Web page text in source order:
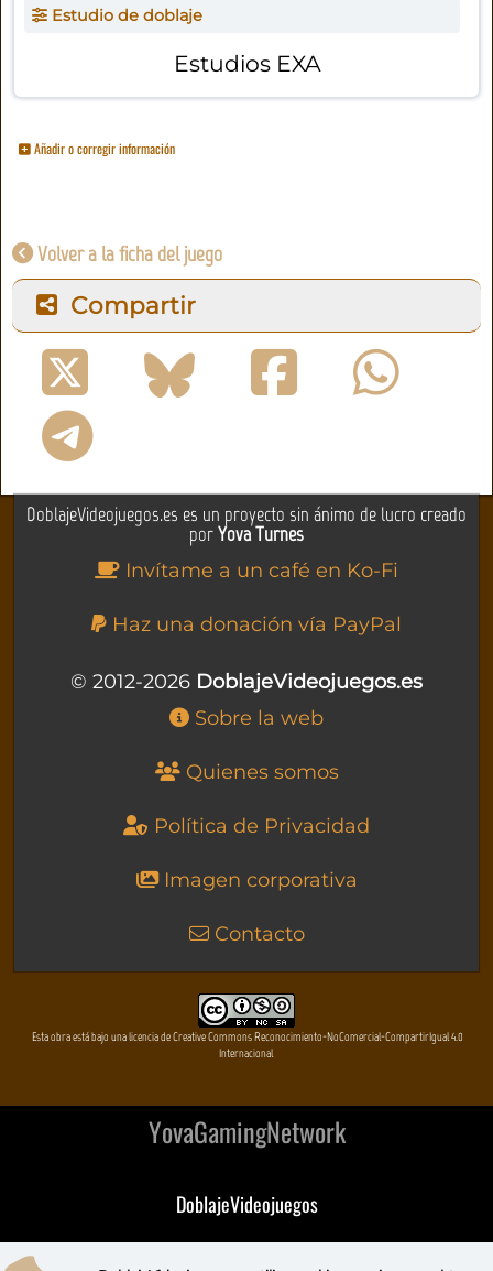
Estudio de doblaje
Estudios EXA
Añadir o corregir información
Volver a la ficha del juego
Compartir
DoblajeVideojuegos.es es un proyecto sin ánimo de lucro creado
porYova Turnes
Invítame a un café en Ko-Fi
Haz una donación vía PayPal
© 2012-2026 DoblajeVideojuegos.es
Sobre la web
Quienes somos
Política de Privacidad
Imagen corporativa
Contacto
Esta obra está bajo una licencia de Creative Commons Reconocimiento-NoComercial-CompartirIgual 4.0
Internacional
YovaGamingNetwork
DoblajeVideojuegos
DeVuego